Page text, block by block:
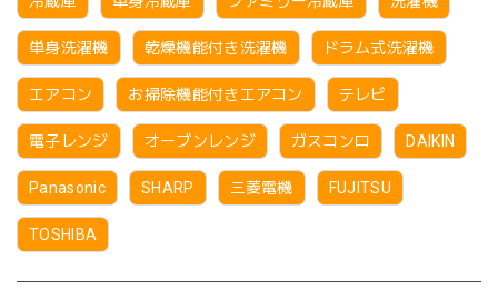
単身洗濯機 乾燥機能付き洗濯機 ドラム式洗濯機
エアコン お掃除機能付きエアコン テレビ
電子レンジ オーブンレンジ ガスコンロ DAIKIN
Panasonic SHARP 三菱電機 FUJITSU
TOSHIBA